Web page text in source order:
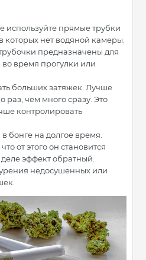
используйте прямые трубки
которых нет водяной камеры.
предназначены для
время прогулки или
больших затяжек. Лучше
раз, чем много сразу. Это
контролировать
бонге на долгое время.
от этого он становится
эффект обратный.
недосушенных или